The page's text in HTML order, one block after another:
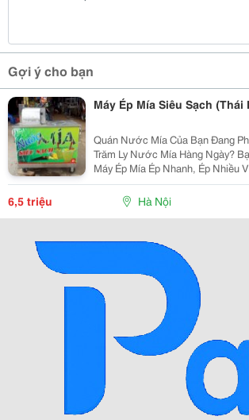
Gợi ý cho bạn
Máy Ép Mía Siêu Sạch (Thái
Quán Nước Mía Của Bạn Đang
Trăm Ly Nước Mía Hàng Ngày? Bạn Đang Cần Một Mẫu
Máy Ép Mía Ép Nhanh, Ép Nhiều
Cho Mùa Hè Oi Bức Đang Sắp Đến Gần? Xin
Giới Thiệu Tới Quý
6,5 triệu Hà Nội